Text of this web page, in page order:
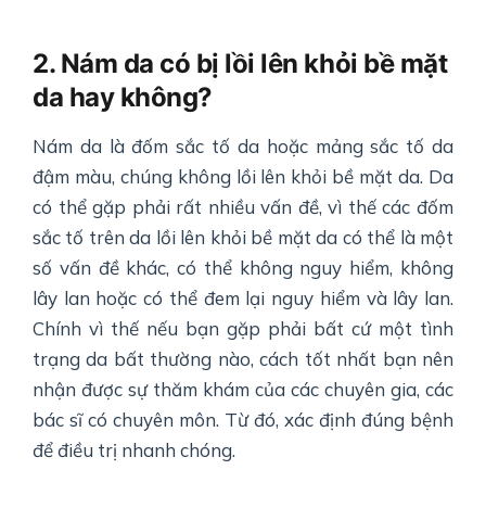
2. Nám da có bị lồi lên khỏi bề mặt
da hay không?
Nám da là đốm sắc tố da hoặc mảng sắc tố da
đậm màu, chúng không lồi lên khỏi bề mặt da. Da
có thể gặp phải rất nhiều vấn đề, vì thế các đốm
sắc tố trên da lồi lên khỏi bề mặt da có thể là một
số vấn đề khác, có thể không nguy hiểm, không
lây lan hoặc có thể đem lại nguy hiểm và lây lan.
Chính vì thế nếu bạn gặp phải bất cứ một tình
trạng da bất thường nào, cách tốt nhất bạn nên
nhận được sự thăm khám của các chuyên gia, các
bác sĩ có chuyên môn. Từ đó, xác định đúng bệnh
để điều trị nhanh chóng.